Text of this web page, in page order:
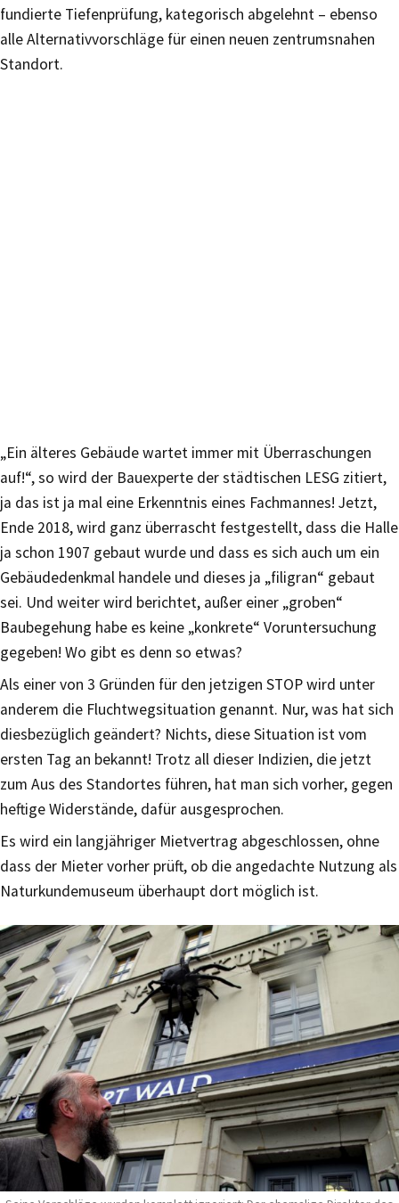
fundierte Tiefenprüfung, kategorisch abgelehnt – ebenso
alle Alternativvorschläge für einen neuen zentrumsnahen
Standort.
„Ein älteres Gebäude wartet immer mit Überraschungen
auf!“, so wird der Bauexperte der städtischen LESG zitiert,
ja das ist ja mal eine Erkenntnis eines Fachmannes! Jetzt,
Ende 2018, wird ganz überrascht festgestellt, dass die Halle
ja schon 1907 gebaut wurde und dass es sich auch um ein
Gebäudedenkmal handele und dieses ja „filigran“ gebaut
sei. Und weiter wird berichtet, außer einer „groben“
Baubegehung habe es keine „konkrete“ Voruntersuchung
gegeben! Wo gibt es denn so etwas?
Als einer von 3 Gründen für den jetzigen STOP wird unter
anderem die Fluchtwegsituation genannt. Nur, was hat sich
diesbezüglich geändert? Nichts, diese Situation ist vom
ersten Tag an bekannt! Trotz all dieser Indizien, die jetzt
zum Aus des Standortes führen, hat man sich vorher, gegen
heftige Widerstände, dafür ausgesprochen.
Es wird ein langjähriger Mietvertrag abgeschlossen, ohne
dass der Mieter vorher prüft, ob die angedachte Nutzung als
Naturkundemuseum überhaupt dort möglich ist.